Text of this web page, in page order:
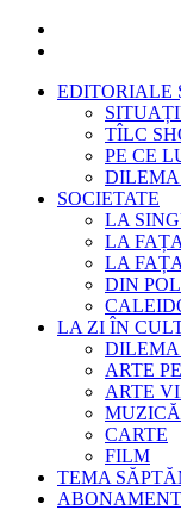
EDITORIALE
TÎLC
PE CE
SOCIETATE
LA
LA
LA
DIN
LA ZI ÎN
ARTE
ARTE
MUZICĂ
CARTE
FILM
TEMA